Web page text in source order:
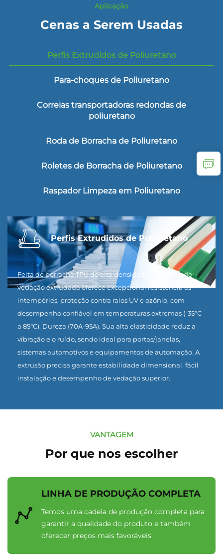
Aplicação
Cenas a Serem Usadas
Perfis Extrudidos de Poliuretano
Para-choques de Poliuretano
Correias transportadoras redondas de
poliuretano
Roda de Borracha de Poliuretano
Roletes de Borracha de Poliuretano
Raspador Limpeza em Poliuretano
Feita de borracha TPU de alta densidade, esta faixa de
vedação extrudada oferece excepcional resistência às
intempéries, proteção contra raios UV e ozônio, com
desempenho confiável em temperaturas extremas (-35°C
a 85°C). Dureza (70A-95A). Sua alta elasticidade reduz a
vibração e o ruído, sendo ideal para portas/janelas,
sistemas automotivos e equipamentos de automação. A
extrusão precisa garante estabilidade dimensional, fácil
instalação e desempenho de vedação superior.
Perfis Extrudidos de Poliuretano
VANTAGEM
Por que nos escolher
LINHA DE PRODUÇÃO COMPLETA
Temos uma cadeia de produção completa para
garantir a qualidade do produto e também
oferecer preços mais favoráveis